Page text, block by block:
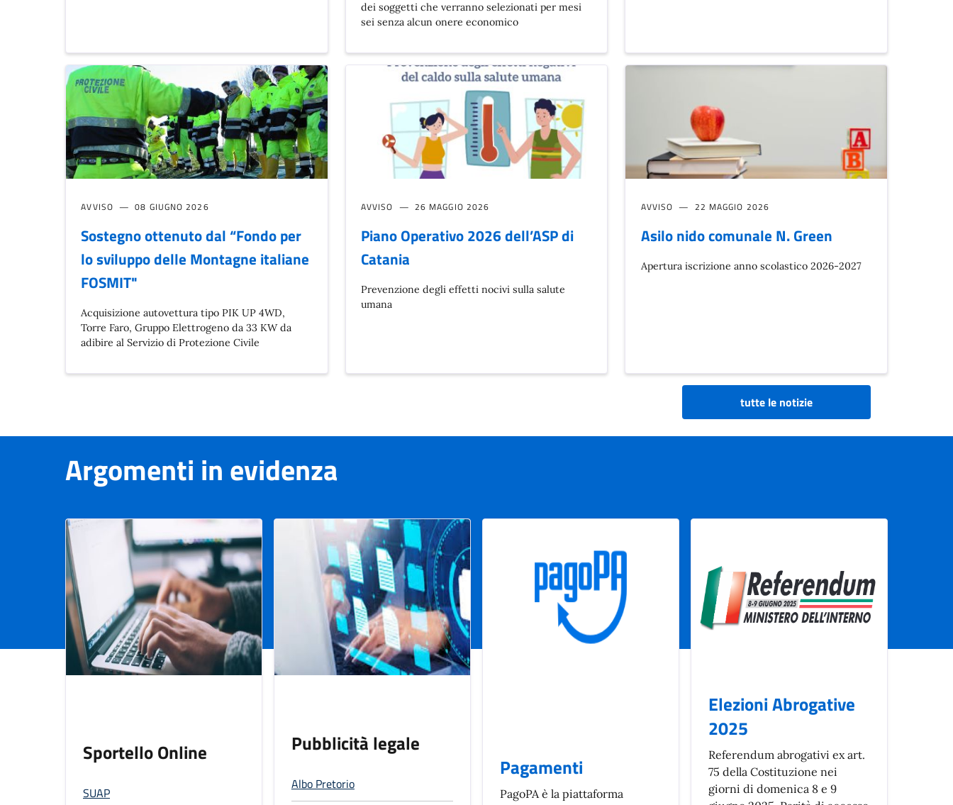
dei soggetti che verranno selezionati per mesi
sei senza alcun onere economico
AVVISO 08 GIUGNO 2026
Sostegno ottenuto dal “Fondo per
lo sviluppo delle Montagne italiane
FOSMIT"
Acquisizione autovettura tipo PIK UP 4WD,
Torre Faro, Gruppo Elettrogeno da 33 KW da
adibire al Servizio di Protezione Civile
AVVISO 26 MAGGIO 2026
Piano Operativo 2026 dell’ASP di
Catania
Prevenzione degli effetti nocivi sulla salute
umana
AVVISO 22 MAGGIO 2026
Asilo nido comunale N. Green
Apertura iscrizione anno scolastico 2026-2027
tutte le notizie
Argomenti in evidenza
Sportello Online
SUAP
Pubblicità legale
Albo Pretorio
Pagamenti
PagoPA è la piattaforma
Elezioni Abrogative
2025
Referendum abrogativi ex art.
75 della Costituzione nei
giorni di domenica 8 e 9